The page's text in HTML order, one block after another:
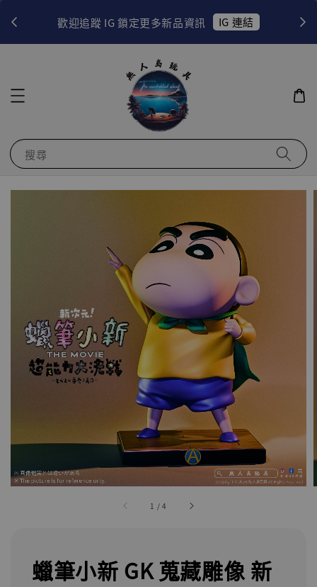
歡迎追蹤 IG 鎖定更多新品資訊 IG 連結
搜尋
1 /4
蠟筆小新 GK 蒐藏雕像 新